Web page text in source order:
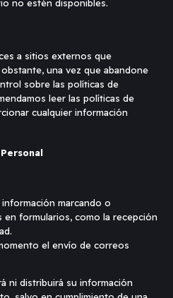
no estén disponibles.
a sitios externos que
una vez que abandone
sobre las políticas de
leer las políticas de
cualquier información
marcando o
en formularios, como la recepción
el envío de correos
ni distribuirá su información